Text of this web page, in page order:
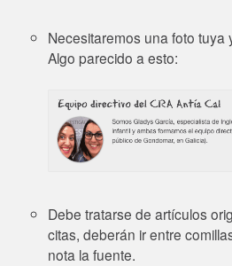
Necesitaremos una foto tuya
Algo parecido a esto:
Debe tratarse de artículos
citas, deberán ir entre
nota la fuente.